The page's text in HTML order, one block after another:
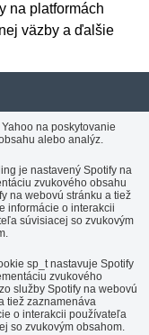
na platformách
väzby a ďalšie
Yahoo na poskytovanie
alebo analýz.
je nastavený Spotify na
zvukového obsahu
na webovú stránku a tiež
informácie o interakcii
súvisiacej so zvukovým
sp_t nastavuje Spotify
zvukového
služby Spotify na webovú
tiež zaznamenáva
o interakcii používateľa
so zvukovým obsahom.